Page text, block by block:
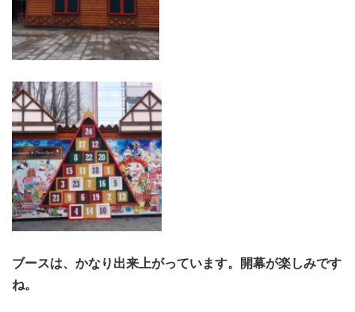
ブースは、かなり出来上がっています。開幕が楽しみです
ね。